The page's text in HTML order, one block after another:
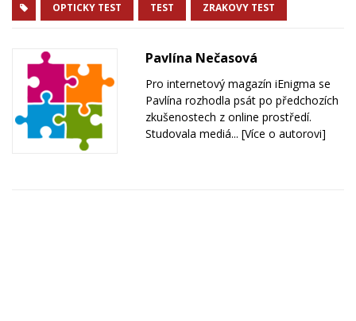
OPTICKY TEST TEST ZRAKOVY TEST
Pavlína Nečasová
Pro internetový magazín iEnigma se
Pavlína rozhodla psát po předchozích
zkušenostech z online prostředí.
Studovala mediá... [Více o autorovi]